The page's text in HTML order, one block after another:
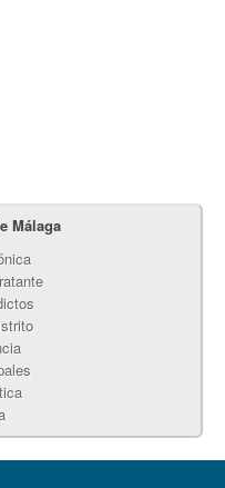
Málaga